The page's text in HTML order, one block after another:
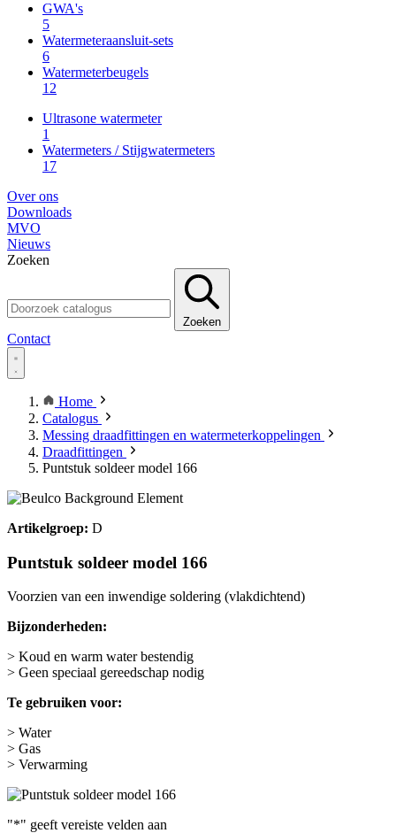
GWA's
5
Watermeteraansluit-sets
6
Watermeterbeugels
12
Ultrasone watermeter
1
Watermeters / Stijgwatermeters
17
Over ons
Downloads
MVO
Nieuws
Zoeken
Zoeken
Contact
Home
Catalogus
Messing draadfittingen en watermeterkoppelingen
Draadfittingen
Puntstuk soldeer model 166
Artikelgroep: D
Puntstuk soldeer model 166
Voorzien van een inwendige soldering (vlakdichtend)
Bijzonderheden:
> Koud en warm water bestendig
> Geen speciaal gereedschap nodig
Te gebruiken voor:
> Water
> Gas
> Verwarming
"*" geeft vereiste velden aan